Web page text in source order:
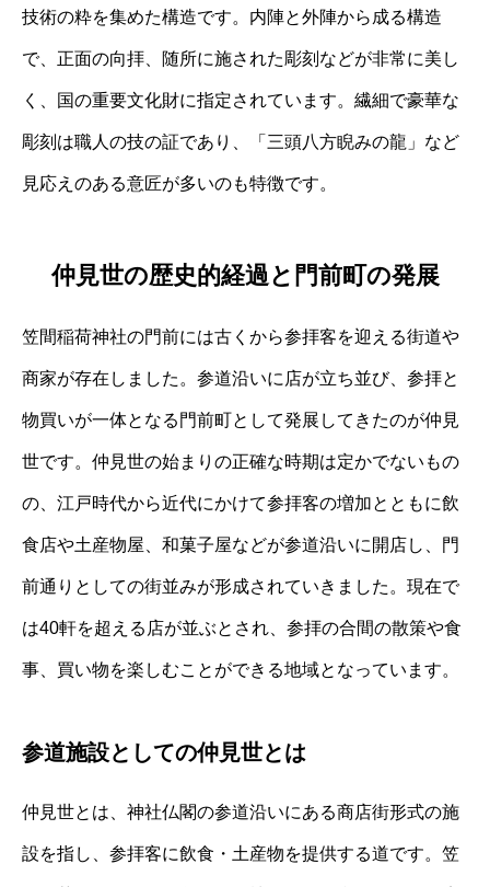
技術の粋を集めた構造です。内陣と外陣から成る構造
で、正面の向拝、随所に施された彫刻などが非常に美し
く、国の重要文化財に指定されています。繊細で豪華な
彫刻は職人の技の証であり、「三頭八方睨みの龍」など
見応えのある意匠が多いのも特徴です。
仲見世の歴史的経過と門前町の発展
笠間稲荷神社の門前には古くから参拝客を迎える街道や
商家が存在しました。参道沿いに店が立ち並び、参拝と
物買いが一体となる門前町として発展してきたのが仲見
世です。仲見世の始まりの正確な時期は定かでないもの
の、江戸時代から近代にかけて参拝客の増加とともに飲
食店や土産物屋、和菓子屋などが参道沿いに開店し、門
前通りとしての街並みが形成されていきました。現在で
は40軒を超える店が並ぶとされ、参拝の合間の散策や食
事、買い物を楽しむことができる地域となっています。
参道施設としての仲見世とは
仲見世とは、神社仏閣の参道沿いにある商店街形式の施
設を指し、参拝客に飲食・土産物を提供する道です。笠